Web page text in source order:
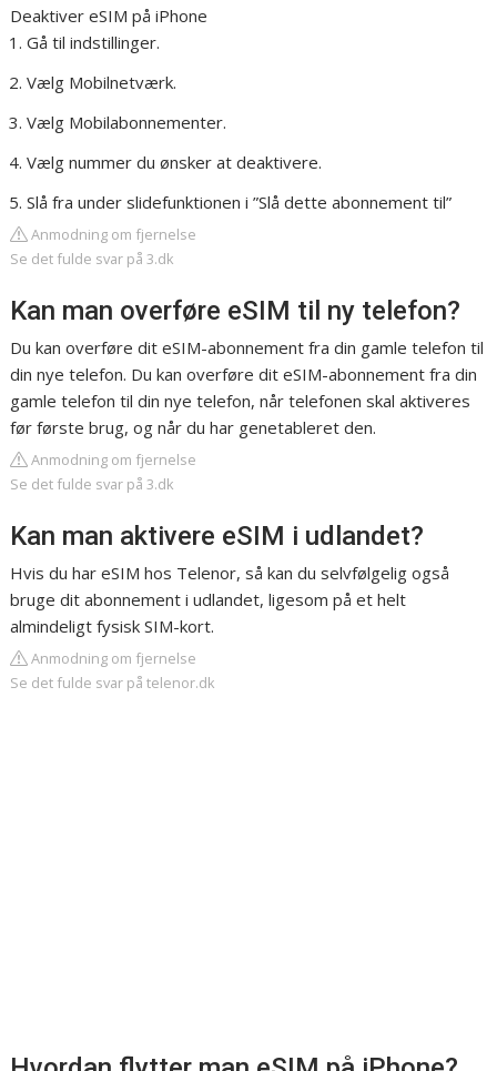
Deaktiver eSIM på iPhone
Gå til indstillinger.
Vælg Mobilnetværk.
Vælg Mobilabonnementer.
Vælg nummer du ønsker at deaktivere.
Slå fra under slidefunktionen i ”Slå dette abonnement til”
Anmodning om fjernelse
Se det fulde svar på 3.dk
Kan man overføre eSIM til ny telefon?
Du kan overføre dit eSIM-abonnement fra din gamle telefon til
din nye telefon. Du kan overføre dit eSIM-abonnement fra din
gamle telefon til din nye telefon, når telefonen skal aktiveres
før første brug, og når du har genetableret den.
Anmodning om fjernelse
Se det fulde svar på 3.dk
Kan man aktivere eSIM i udlandet?
Hvis du har eSIM hos Telenor, så kan du selvfølgelig også
bruge dit abonnement i udlandet, ligesom på et helt
almindeligt fysisk SIM-kort.
Anmodning om fjernelse
Se det fulde svar på telenor.dk